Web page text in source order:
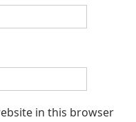
in this browser